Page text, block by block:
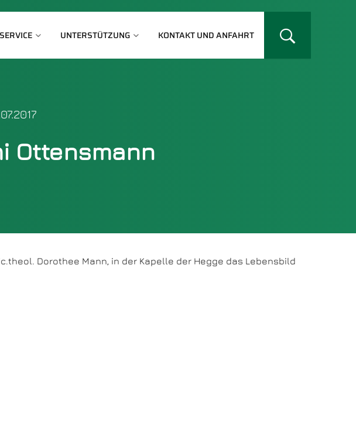
SERVICE UNTERSTÜTZUNG KONTAKT UND ANFAHRT
Ottensmann
Dorothee Mann, in der Kapelle der Hegge das Lebensbild